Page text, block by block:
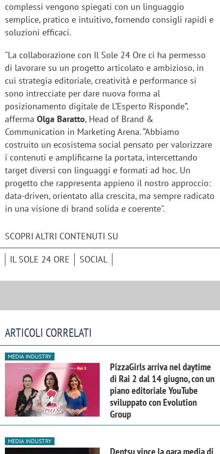
complessi vengono spiegati con un linguaggio
semplice, pratico e intuitivo, fornendo consigli rapidi e
soluzioni efficaci.
"La collaborazione con Il Sole 24 Ore ci ha permesso
di lavorare su un progetto articolato e ambizioso, in
cui strategia editoriale, creatività e performance si
sono intrecciate per dare nuova forma al
posizionamento digitale de L’Esperto Risponde”,
afferma Olga Baratto, Head of Brand &
Communication in Marketing Arena. “Abbiamo
costruito un ecosistema social pensato per valorizzare
i contenuti e amplificarne la portata, intercettando
target diversi con linguaggi e formati ad hoc. Un
progetto che rappresenta appieno il nostro approccio:
data-driven, orientato alla crescita, ma sempre radicato
in una visione di brand solida e coerente".
SCOPRI ALTRI CONTENUTI SU
IL SOLE 24 ORE SOCIAL
ARTICOLI CORRELATI
MEDIA INDUSTRY
PizzaGirls arriva nel daytime
di Rai 2 dal 14 giugno, con un
piano editoriale YouTube
sviluppato con Evolution
Group
MEDIA INDUSTRY